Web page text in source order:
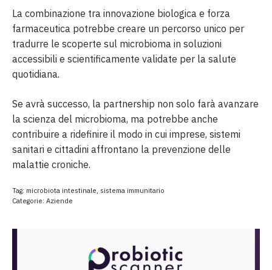
La combinazione tra innovazione biologica e forza
farmaceutica potrebbe creare un percorso unico per
tradurre le scoperte sul microbioma in soluzioni
accessibili e scientificamente validate per la salute
quotidiana.
Se avrà successo, la partnership non solo farà avanzare
la scienza del microbioma, ma potrebbe anche
contribuire a ridefinire il modo in cui imprese, sistemi
sanitari e cittadini affrontano la prevenzione delle
malattie croniche.
Tag: microbiota intestinale sistema immunitario
Categorie: Aziende